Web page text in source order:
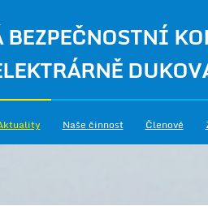
BEZPEČNOSTNÍ
Naše činnost Členové